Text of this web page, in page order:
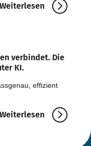
Weiterlesen‎ ‎ ‎ ‎ ‎
verbindet. Die
KI.
effizient
Weiterlesen‎ ‎ ‎ ‎ ‎